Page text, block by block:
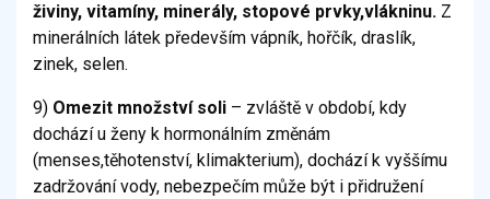
živiny, vitamíny, minerály, stopové prvky,vlákninu. Z
minerálních látek především vápník, hořčík, draslík,
zinek, selen.
9) Omezit množství soli – zvláště v období, kdy
dochází u ženy k hormonálním změnám
(menses,těhotenství, klimakterium), dochází k vyššímu
zadržování vody, nebezpečím může být i přidružení